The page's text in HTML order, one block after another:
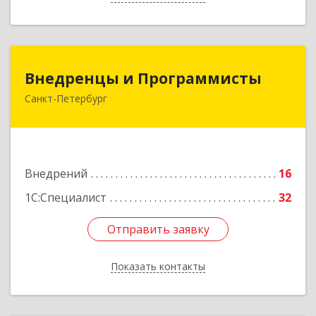
Внедренцы и Программисты
Санкт-Петербург
Внедрений
16
1С:Специалист
32
Отправить заявку
Показать контакты
194044, Санкт-Петербург г, Финляндский пр-кт,
Отправить заявку
Назад